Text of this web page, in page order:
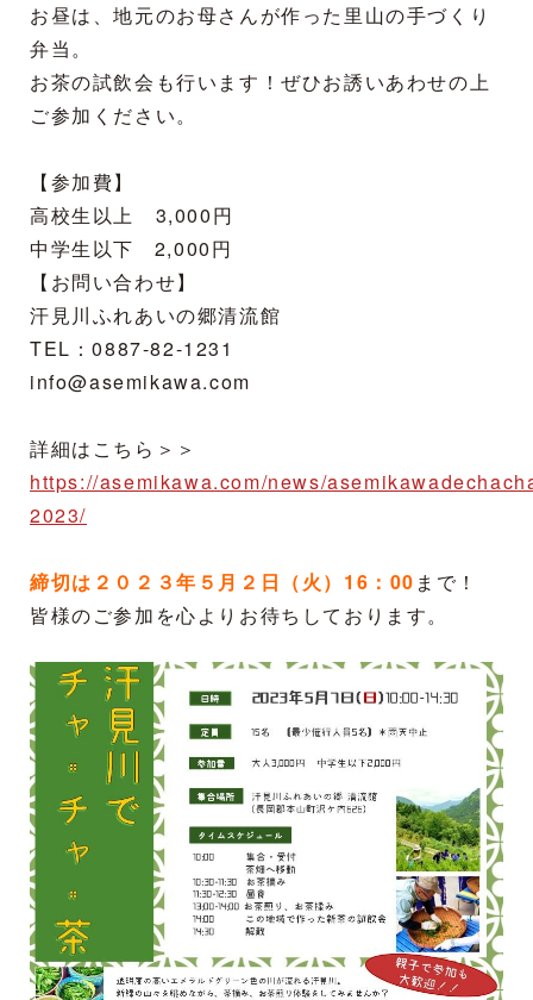
お昼は、地元のお母さんが作った里山の手づくり
弁当。
お茶の試飲会も行います！ぜひお誘いあわせの上
ご参加ください。
【参加費】
高校生以上 3,000円
中学生以下 2,000円
【お問い合わせ】
汗見川ふれあいの郷清流館
TEL：0887-82-1231
info@asemikawa.com
詳細はこちら＞＞
https://asemikawa.com/news/
2023/
締切は２０２３年５月２日（火）16：00 まで！
皆様のご参加を心よりお待ちしております。